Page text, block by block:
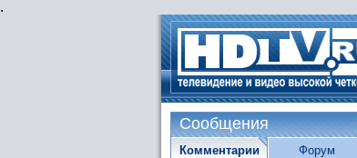
.
Сообщения
Комментарии Форум